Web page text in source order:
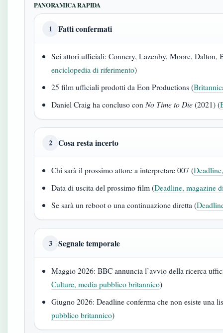
PANORAMICA RAPIDA
1 Fatti confermati
Sei attori ufficiali: Connery, Lazenby, Moore, Dalton,
enciclopedia di riferimento)
25 film ufficiali prodotti da Eon Productions (
Daniel Craig ha concluso con No Time to Die(2021) (
2 Cosa resta incerto
Chi sarà il prossimo attore a interpretare 007 (
Data di uscita del prossimo film (Deadline, magazine
Se sarà un reboot o una continuazione diretta (
3 Segnale temporale
Maggio 2026: BBC annuncia l’avvio della ricerca
Culture, media pubblico britannico)
Giugno 2026: Deadline conferma che non esiste una
pubblico britannico)